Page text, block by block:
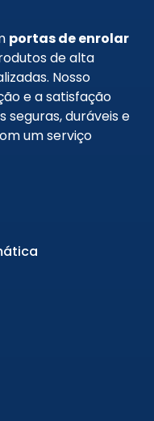
portas de enrolar
de alta
Nosso
e a satisfação
duráveis e
um serviço